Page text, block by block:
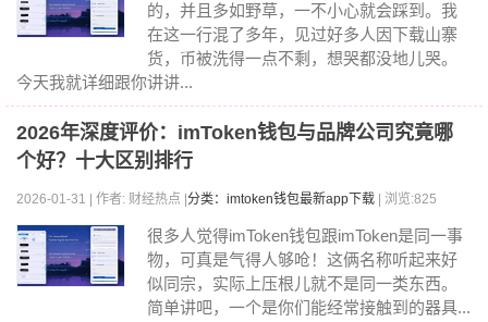
的，并且多如野草，一不小心就会踩到。我
在这一行混了多年，见过好多人因下载山寨
货，币被洗得一点不剩，想哭都没地儿哭。
今天我就详细跟你讲讲...
2026年深度评价：imToken钱包与品牌公司究竟哪
个好？十大区别排行
2026-01-31 | 作者: 财经热点 | 分类：imtoken钱包最新app下载 | 浏览:825
很多人觉得imToken钱包跟imToken是同一事
物，可真是气得人够呛！这俩名称听起来好
似同宗，实际上压根儿就不是同一类东西。
简单讲吧，一个是你们能经常接触到的器具...